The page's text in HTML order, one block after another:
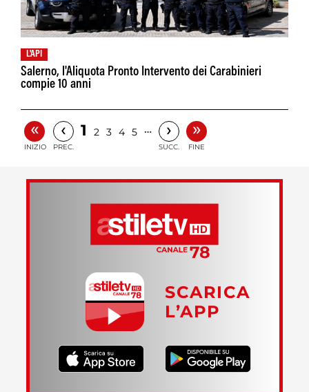
L'API
Salerno, l'Aliquota Pronto Intervento dei Carabinieri
compie 10 anni
«
INIZIO
‹
PREC.
1 2 3 4 5 … ›
SUCC.
»
FINE
SCARICA
L’APP